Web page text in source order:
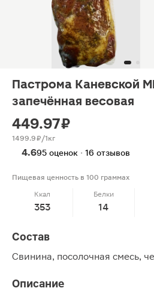
Пастрома Каневской
запечённая весовая
449.97 ₽
1499.9 ₽/1кг
4.695 оценок · 16 отзывов
Пищевая ценность в 100 граммах
Ккал
353
Белки
14
Состав
Свинина, посолочная смесь,
Описание